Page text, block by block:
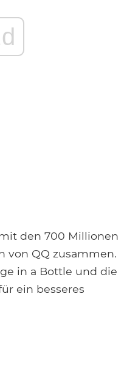
den 700 Millionen
von QQ zusammen.
in a Bottle und die
ein besseres